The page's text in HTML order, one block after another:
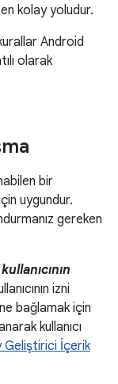
kolay yoludur.
Android
olarak
bir
uygundur.
gereken
izni
bağlamak için
kullanıcı
Geliştirici İçerik